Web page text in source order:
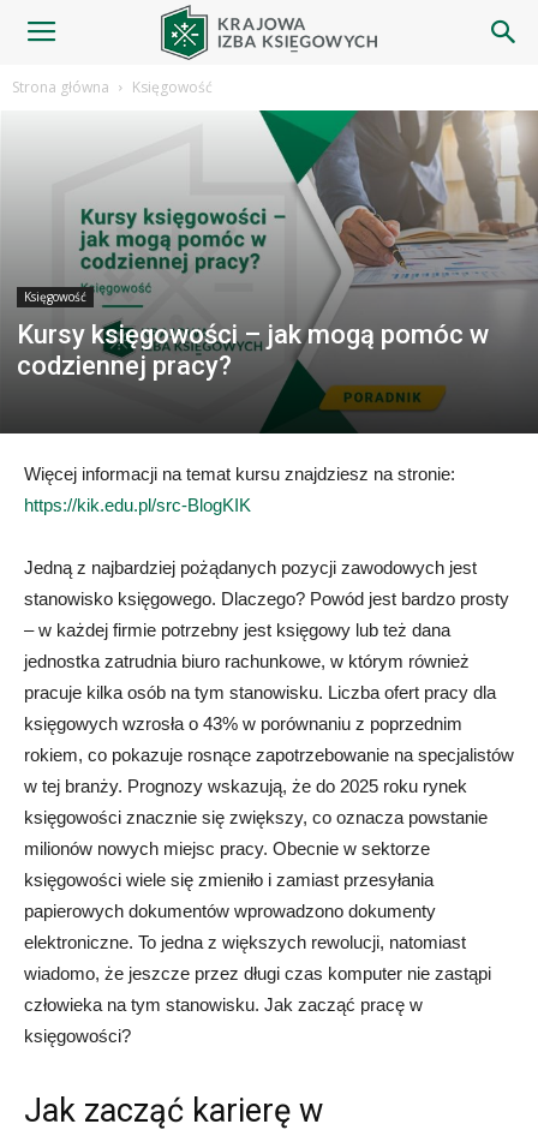
Blog
Izba
Księgowych
Strona główna Księgowość
Księgowość
Kursy księgowości – jak mogą pomóc w
codziennej pracy?
Więcej informacji na temat kursu znajdziesz na stronie:
https://kik.edu.pl/src-BlogKIK
Jedną z najbardziej pożądanych pozycji zawodowych jest
stanowisko księgowego. Dlaczego? Powód jest bardzo prosty
– w każdej firmie potrzebny jest księgowy lub też dana
jednostka zatrudnia biuro rachunkowe, w którym również
pracuje kilka osób na tym stanowisku. Liczba ofert pracy dla
księgowych wzrosła o 43% w porównaniu z poprzednim
rokiem, co pokazuje rosnące zapotrzebowanie na specjalistów
w tej branży. Prognozy wskazują, że do 2025 roku rynek
księgowości znacznie się zwiększy, co oznacza powstanie
milionów nowych miejsc pracy. Obecnie w sektorze
księgowości wiele się zmieniło i zamiast przesyłania
papierowych dokumentów wprowadzono dokumenty
elektroniczne. To jedna z większych rewolucji, natomiast
wiadomo, że jeszcze przez długi czas komputer nie zastąpi
człowieka na tym stanowisku. Jak zacząć pracę w
księgowości?
Jak zacząć karierę w